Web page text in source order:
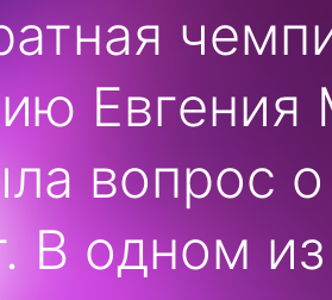
Евгения
вопрос
В одном